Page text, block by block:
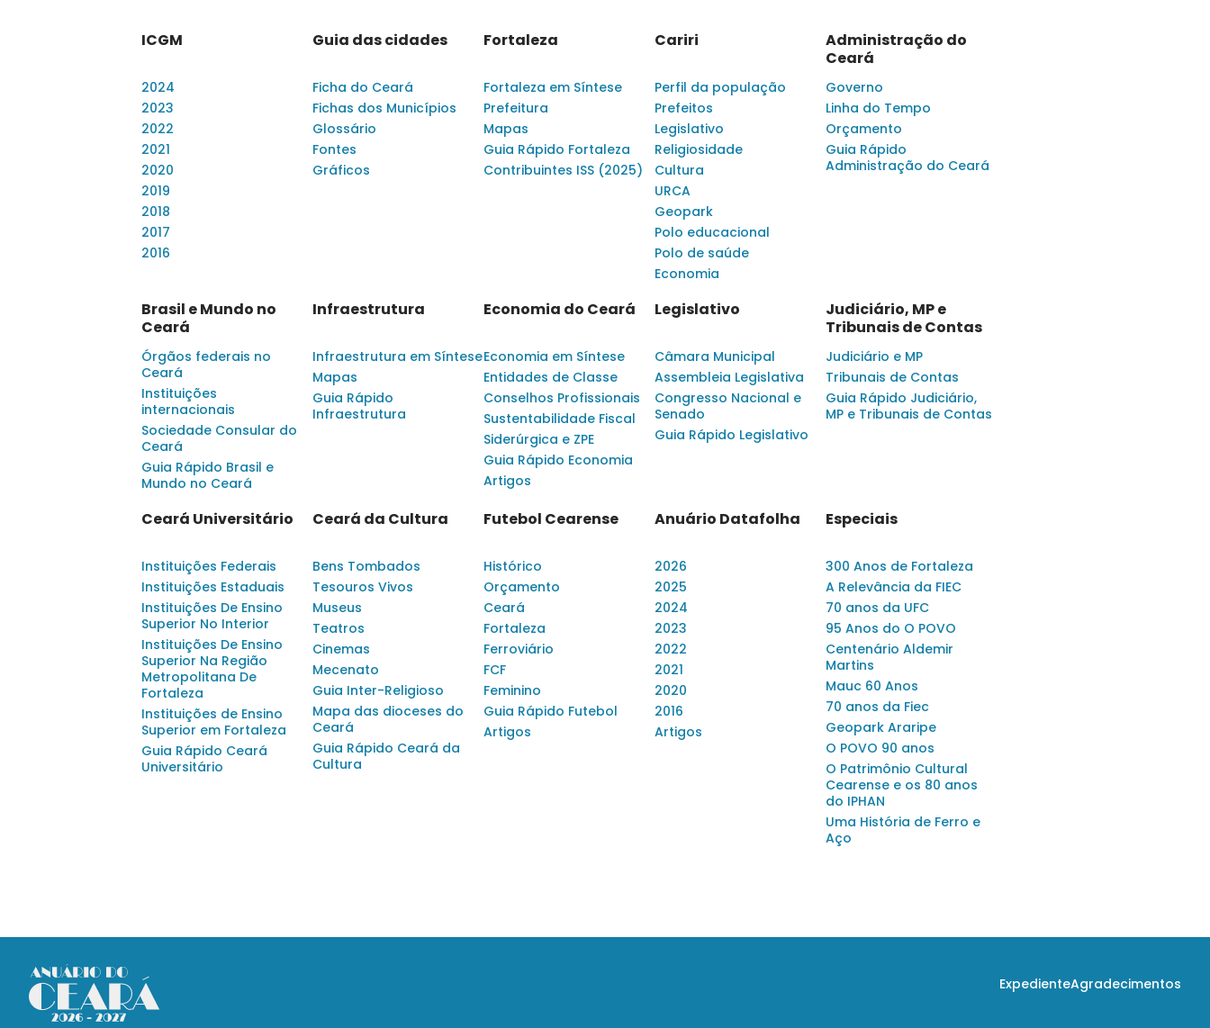
ICGM
2024
2023
2022
2021
2020
2019
2018
2017
2016
Guia das cidades
Ficha do Ceará
Fichas dos Municípios
Glossário
Fontes
Gráficos
Fortaleza
Fortaleza em Síntese
Prefeitura
Mapas
Guia Rápido Fortaleza
Contribuintes ISS (2025)
Cariri
Perfil da população
Prefeitos
Legislativo
Religiosidade
Cultura
URCA
Geopark
Polo educacional
Polo de saúde
Economia
Administração do
Ceará
Governo
Linha do Tempo
Orçamento
Guia Rápido
Administração do Ceará
Brasil e Mundo no
Ceará
Órgãos federais no
Ceará
Instituições
internacionais
Sociedade Consular do
Ceará
Guia Rápido Brasil e
Mundo no Ceará
Infraestrutura
Infraestrutura em Síntese
Mapas
Guia Rápido
Infraestrutura
Economia do Ceará
Economia em Síntese
Entidades de Classe
Conselhos Profissionais
Sustentabilidade Fiscal
Siderúrgica e ZPE
Guia Rápido Economia
Artigos
Legislativo
Câmara Municipal
Assembleia Legislativa
Congresso Nacional e
Senado
Guia Rápido Legislativo
Judiciário, MP e
Tribunais de Contas
Judiciário e MP
Tribunais de Contas
Guia Rápido Judiciário,
MP e Tribunais de Contas
Ceará Universitário
Instituições Federais
Instituições Estaduais
Instituições De Ensino
Superior No Interior
Instituições De Ensino
Superior Na Região
Metropolitana De
Fortaleza
Instituições de Ensino
Superior em Fortaleza
Guia Rápido Ceará
Universitário
Ceará da Cultura
Bens Tombados
Tesouros Vivos
Museus
Teatros
Cinemas
Mecenato
Guia Inter-Religioso
Mapa das dioceses do
Ceará
Guia Rápido Ceará da
Cultura
Futebol Cearense
Histórico
Orçamento
Ceará
Fortaleza
Ferroviário
FCF
Feminino
Guia Rápido Futebol
Artigos
Anuário Datafolha
2026
2025
2024
2023
2022
2021
2020
2016
Artigos
Especiais
300 Anos de Fortaleza
A Relevância da FIEC
70 anos da UFC
95 Anos do O POVO
Centenário Aldemir
Martins
Mauc 60 Anos
70 anos da Fiec
Geopark Araripe
O POVO 90 anos
O Patrimônio Cultural
Cearense e os 80 anos
do IPHAN
Uma História de Ferro e
Aço
ExpedienteAgradecimentos